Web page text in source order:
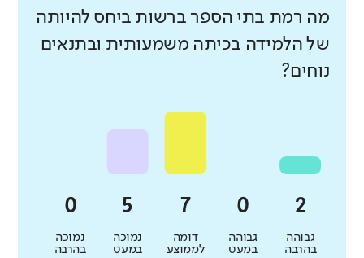
מה רמת בתי הספר ברשות ביחס להיותה
של הלמידה בכיתה משמעותית ובתנאים
נוחים?
גבוהה
בהרבה
גבוהה
במעט
דומה
לממוצע
נמוכה
במעט
נמוכה
בהרבה